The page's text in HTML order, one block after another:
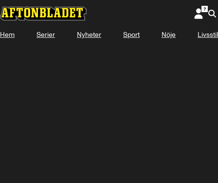
Hem Serier Nyheter Sport Nöje Livsstil